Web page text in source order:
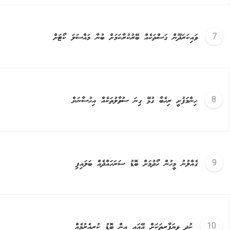
ވައިކަރަދޫން ގަސްތަކެއް ބޭރުކުރާކަމަށް ބުނާ މައްސަލަ ކޯޓަށް
ހިންމަފުށީ ރިހެބާ ގުޅޭ ގިނަ ސުވާލުތަކެއް އިހުސާނަށް
ގެއްލުނު މީހުން ހޯދުމަށް ބޮޑު ސަރަހައްދެއް ބަލައިފި
ކުދި ވިޔަފާރިތަކަށް އޭއައި އިން ބޮޑު ކުރިއެރުމެއް